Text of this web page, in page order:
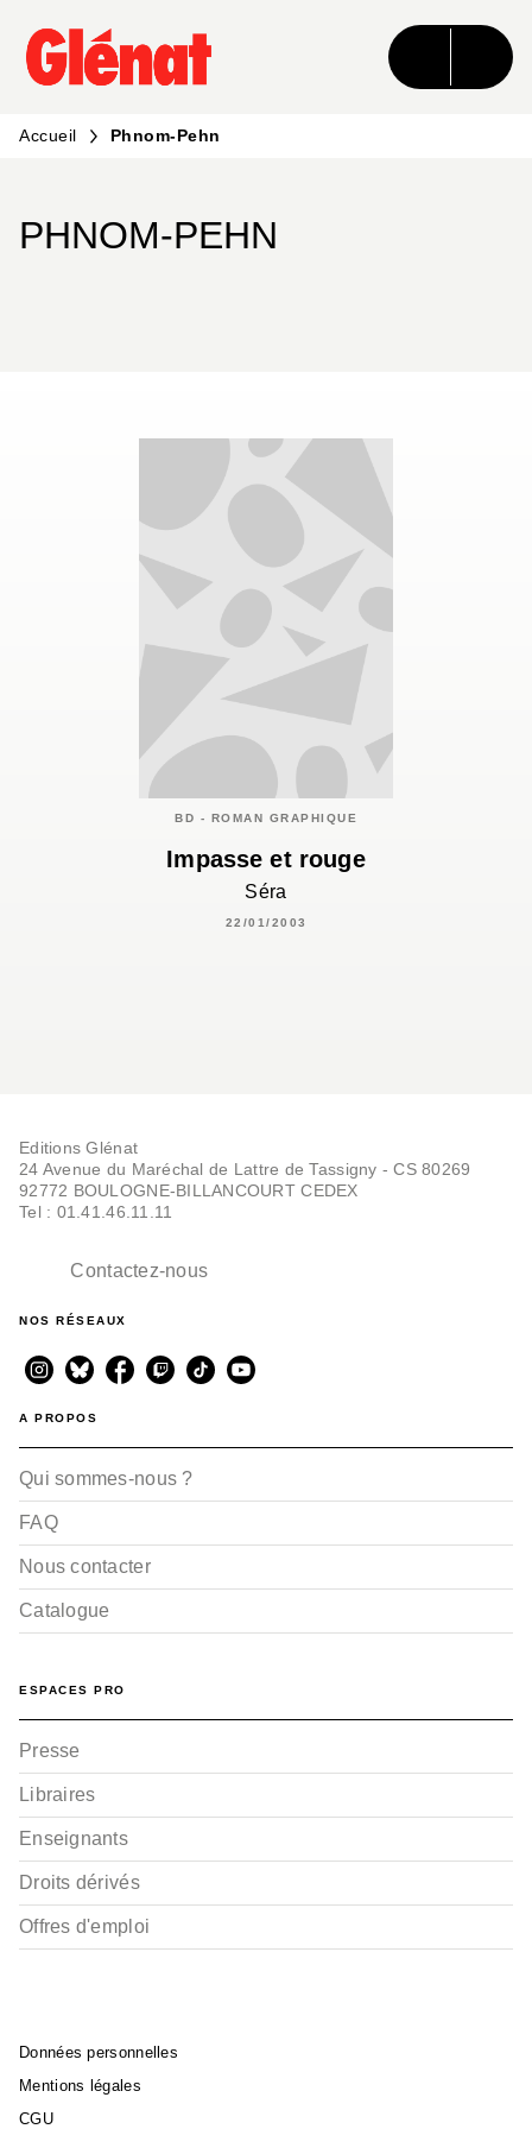
MENU RECHERCHE CONTENU
PIED DE PAGE
Accueil Phnom-Pehn
PHNOM-PEHN
BD - ROMAN GRAPHIQUE
Impasse et rouge
Séra
22/01/2003
Editions Glénat
24 Avenue du Maréchal de Lattre de Tassigny - CS 80269
92772 BOULOGNE-BILLANCOURT CEDEX
Tel : 01.41.46.11.11
Contactez-nous
NOS RÉSEAUX
A PROPOS
Qui sommes-nous ?
FAQ
Nous contacter
Catalogue
ESPACES PRO
Presse
Libraires
Enseignants
Droits dérivés
Offres d'emploi
Données personnelles
Mentions légales
CGU